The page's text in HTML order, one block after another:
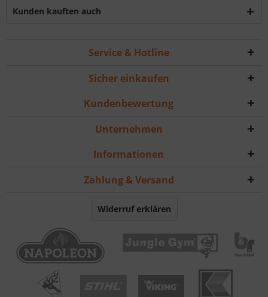
Kunden kauften auch
Service & Hotline
Sicher einkaufen
Kundenbewertung
Unternehmen
Informationen
Zahlung & Versand
Widerruf erklären